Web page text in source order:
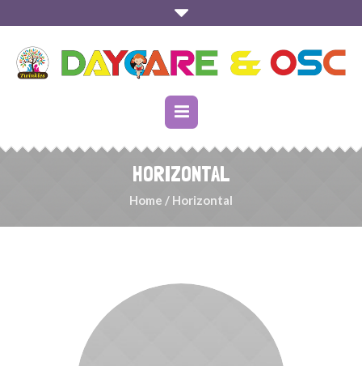
HORIZONTAL
Home / Horizontal